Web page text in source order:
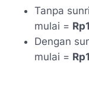
Tanpa
mulai =
Dengan
mulai =